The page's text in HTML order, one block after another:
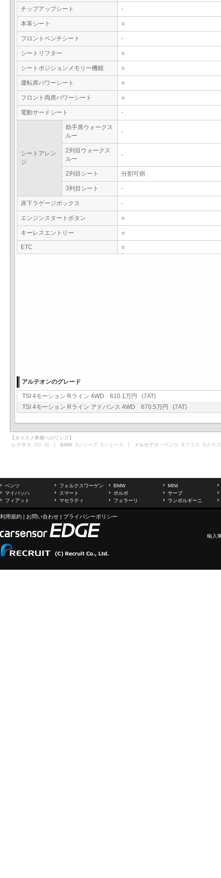
チップアップシート -
本革シート ○
フロントベンチシート -
シートリフター ○
シートポジションメモリー機能 ○
運転席パワーシート ○
フロント両席パワーシート ○
電動サードシート -
シートアレン
ジ
助手席ウォークス
ルー
-
2列目ウォークス
ルー
-
2列目シート 分割可倒
3列目シート -
床下ラゲージボックス -
エンジンスタートボタン ○
キーレスエントリー ○
ETC ○
アルテオンのグレード
TSI 4モーション Rライン 4WD 610.1万円 (7AT)
TSI 4モーション Rライン アドバンス 4WD 670.5万円 (7AT)
【オススメ車種へのリンク】
レクサス GS IS ｜ BMW 3シリーズ 5シリーズ ｜ メルセデス・ベンツ Eクラス Sクラス
ベンツ フォルクスワーゲン BMW
MINI
マイバッハ
スマート ボルボ
サーブ
フィアット
マセラティ フェラーリ ランボルギーニ
利用規約 | お問い合わせ | プライバシーポリシー
輸入